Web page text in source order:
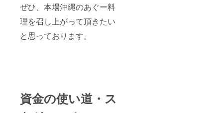
ぜひ、本場沖縄のあぐー料
理を召し上がって頂きたい
と思っております。
資金の使い道・ス